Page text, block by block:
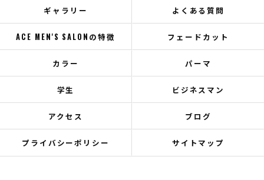
ギャラリー よくある質問
ACE MEN'S SALONの特徴 フェードカット
カラー パーマ
学生 ビジネスマン
アクセス ブログ
プライバシーポリシー サイトマップ